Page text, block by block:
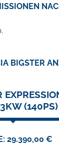
BIGSTER
(140PS)
29.390,00 €